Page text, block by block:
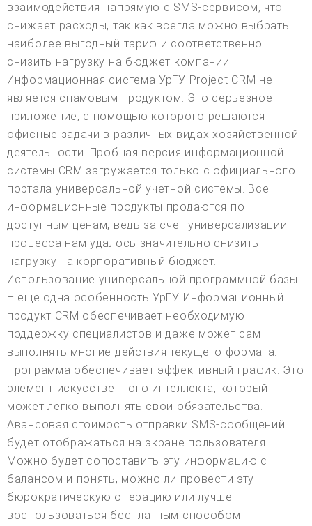
взаимодействия напрямую с SMS-сервисом, что
снижает расходы, так как всегда можно выбрать
наиболее выгодный тариф и соответственно
снизить нагрузку на бюджет компании.
Информационная система УрГУ Project CRM не
является спамовым продуктом. Это серьезное
приложение, с помощью которого решаются
офисные задачи в различных видах хозяйственной
деятельности. Пробная версия информационной
системы CRM загружается только с официального
портала универсальной учетной системы. Все
информационные продукты продаются по
доступным ценам, ведь за счет универсализации
процесса нам удалось значительно снизить
нагрузку на корпоративный бюджет.
Использование универсальной программной базы
– еще одна особенность УрГУ. Информационный
продукт CRM обеспечивает необходимую
поддержку специалистов и даже может сам
выполнять многие действия текущего формата.
Программа обеспечивает эффективный график. Это
элемент искусственного интеллекта, который
может легко выполнять свои обязательства.
Авансовая стоимость отправки SMS-сообщений
будет отображаться на экране пользователя.
Можно будет сопоставить эту информацию с
балансом и понять, можно ли провести эту
бюрократическую операцию или лучше
воспользоваться бесплатным способом.